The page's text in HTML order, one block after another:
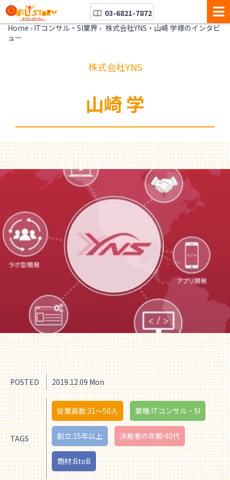
03-6821-7872
Home › ITコンサル・SI業界 › 株式会社YNS・山崎 学様のインタビ
ュー
株式会社YNS
山崎 学
POSTED 2019.12.09 Mon
TAGS
従業員数:31〜50人 業種:ITコンサル・SI
創立:15年以上 決裁者の年齢:40代
商材:BtoB